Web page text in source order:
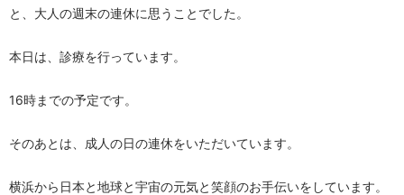
と、大人の週末の連休に思うことでした。
本日は、診療を行っています。
16時までの予定です。
そのあとは、成人の日の連休をいただいています。
横浜から日本と地球と宇宙の元気と笑顔のお手伝いをしています。